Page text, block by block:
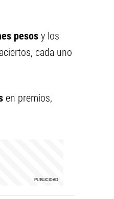
pesos y los
cada uno
en premios,